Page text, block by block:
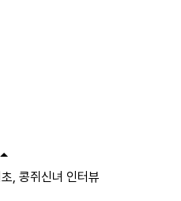
, 콩쥐신녀 인터뷰